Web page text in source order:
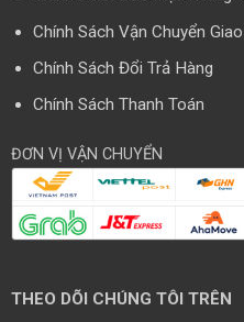
Chính Sách Vận Chuyển
Chính Sách Đổi Trả Hàng
Chính Sách Thanh Toán
ĐƠN VỊ VẬN CHUYỂN
THEO DÕI CHÚNG TÔI TRÊN